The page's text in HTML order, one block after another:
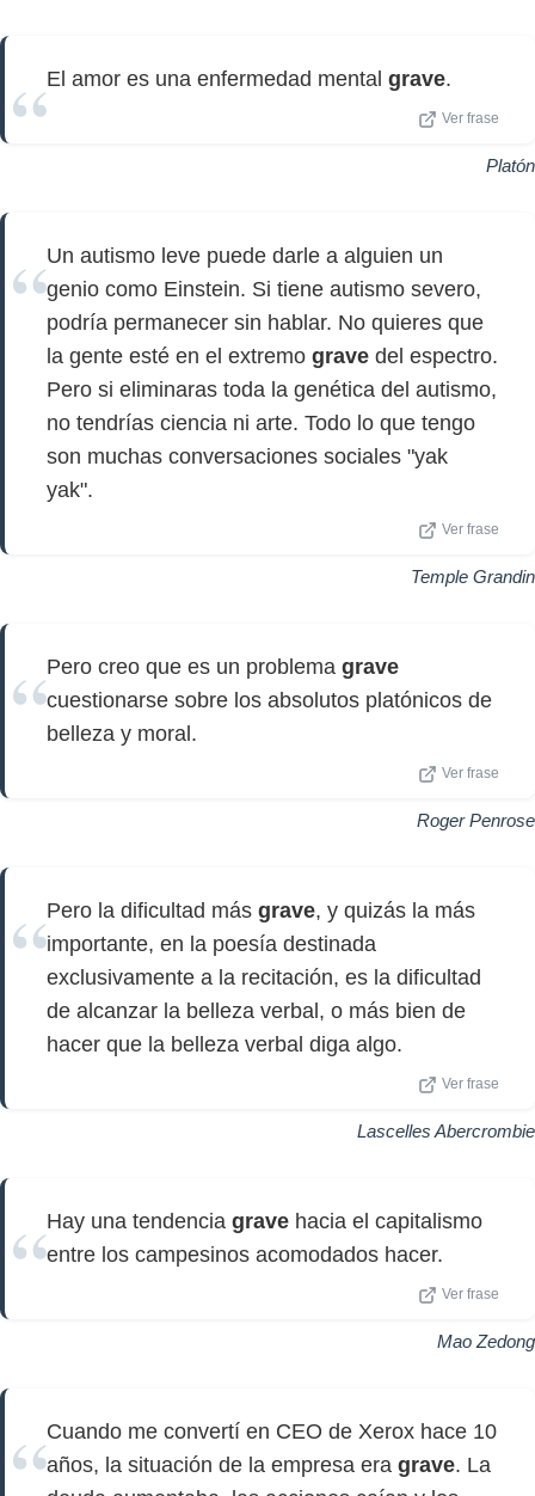
El amor es una enfermedad mental grave.
Ver frase
Platón
Un autismo leve puede darle a alguien un
genio como Einstein. Si tiene autismo severo,
podría permanecer sin hablar. No quieres que
la gente esté en el extremo grave del espectro.
Pero si eliminaras toda la genética del autismo,
no tendrías ciencia ni arte. Todo lo que tengo
son muchas conversaciones sociales "yak
yak".
Ver frase
Temple Grandin
Pero creo que es un problema grave
cuestionarse sobre los absolutos platónicos de
belleza y moral.
Ver frase
Roger Penrose
Pero la dificultad más grave, y quizás la más
importante, en la poesía destinada
exclusivamente a la recitación, es la dificultad
de alcanzar la belleza verbal, o más bien de
hacer que la belleza verbal diga algo.
Ver frase
Lascelles Abercrombie
Hay una tendencia grave hacia el capitalismo
entre los campesinos acomodados hacer.
Ver frase
Mao Zedong
Cuando me convertí en CEO de Xerox hace 10
años, la situación de la empresa era grave. La